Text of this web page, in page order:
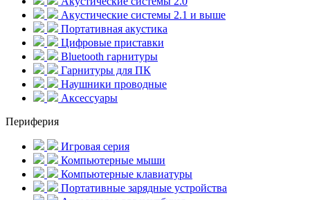
Акустические системы 2.1 и выше
Портативная акустика
Цифровые приставки
Bluetooth гарнитуры
Гарнитуры для ПК
Наушники проводные
Аксессуары
Периферия
Игровая серия
Компьютерные мыши
Компьютерные клавиатуры
Портативные зарядные устройства